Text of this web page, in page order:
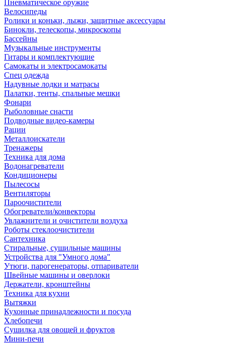
Пневматическое оружие
Велосипеды
Ролики и коньки, лыжи, защитные аксессуары
Бинокли, телескопы, микроскопы
Бассейны
Музыкальные инструменты
Гитары и комплектующие
Самокаты и электросамокаты
Спец одежда
Надувные лодки и матрасы
Палатки, тенты, спальные мешки
Фонари
Рыболовные снасти
Подводные видео-камеры
Рации
Металлоискатели
Тренажеры
Техника для дома
Водонагреватели
Кондиционеры
Пылесосы
Вентиляторы
Пароочистители
Обогреватели/конвекторы
Увлажнители и очистители воздуха
Роботы стеклоочистители
Сантехника
Стиральные, сушильные машины
Устройства для "Умного дома"
Утюги, парогенераторы, отпариватели
Швейные машины и оверлоки
Держатели, кронштейны
Техника для кухни
Вытяжки
Кухонные принадлежности и посуда
Хлебопечи
Сушилка для овощей и фруктов
Мини-печи